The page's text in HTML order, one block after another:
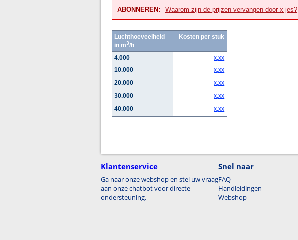
ABONNEREN: Waarom zijn de prijzen vervangen door x-jes?
Luchthoeveelheid
in m3/h
Kosten per stuk
4.000
x,xx
10.000
x,xx
20.000
x,xx
30.000
x,xx
40.000
x,xx
Klantenservice
Ga naar onze webshop en stel uw vraag
aan onze chatbot voor directe
ondersteuning.
Snel naar
FAQ
Handleidingen
Webshop